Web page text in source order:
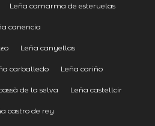
Leña camarma de esteruelas
canencia
Leña canyellas
carballedo Leña cariño
de la selva Leña castellcir
castro de rey